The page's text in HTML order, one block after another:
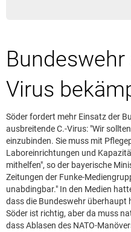
Virus
Söder fordert mehr Einsatz der
ausbreitende C.-Virus: "Wir
einzubinden. Sie muss mit
Laboreinrichtungen und
mithelfen", so der bayerische
Zeitungen der Funke-
unabdingbar." In den Medien
dass die Bundeswehr überhaupt
Söder ist richtig, aber da muss
dass Ablasen des NATO-